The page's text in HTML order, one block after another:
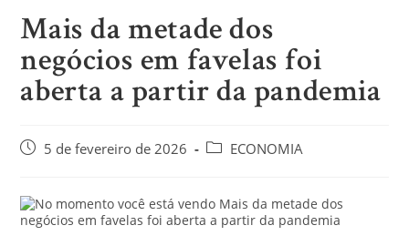
Mais da metade dos
negócios em favelas foi
aberta a partir da pandemia
5 de fevereiro de 2026 ECONOMIA